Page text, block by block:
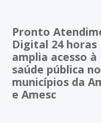
Pronto
Digital 24 horas
amplia acesso à
saúde pública
municípios da
e Amesc